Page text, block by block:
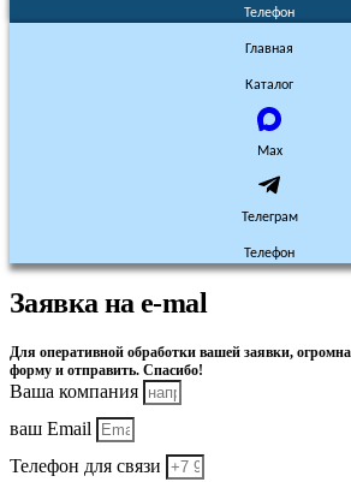
Телефон
Главная
Каталог
Max
Телеграм
Телефон
Заявка на e-mal
Для оперативной обработки вашей заявки,
форму и отправить. Спасибо!
Ваша компания
ваш Email
Телефон для связи